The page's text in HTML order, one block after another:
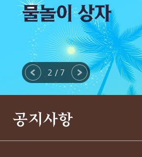
2 / 7
공지사항